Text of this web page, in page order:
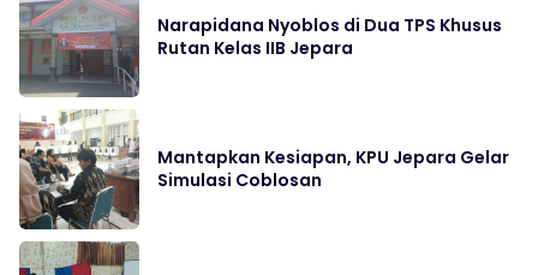
Narapidana Nyoblos di Dua TPS Khusus
Rutan Kelas IIB Jepara
Mantapkan Kesiapan, KPU Jepara Gelar
Simulasi Coblosan